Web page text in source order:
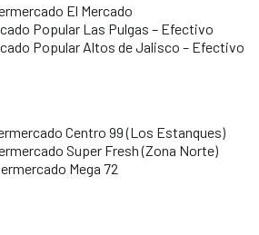
El Mercado
Popular Las Pulgas – Efectivo
Popular Altos de Jalisco – Efectivo
Centro 99 (Los Estanques)
Super Fresh (Zona Norte)
Mega 72